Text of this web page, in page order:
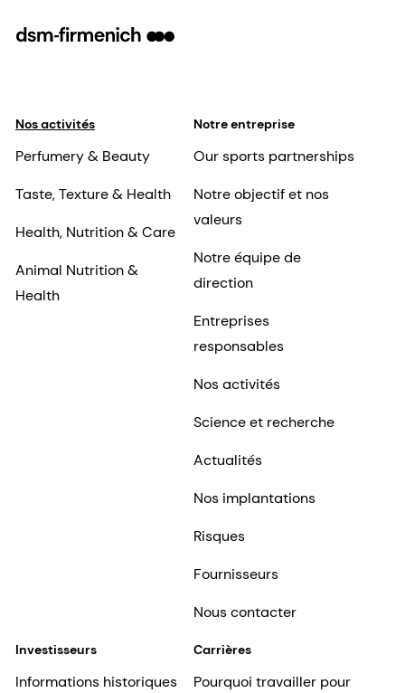
Nos activités
Perfumery & Beauty
Taste, Texture & Health
Health, Nutrition & Care
Animal Nutrition &
Health
Notre entreprise
Our sports partnerships
Notre objectif et nos
valeurs
Notre équipe de
direction
Entreprises
responsables
Nos activités
Science et recherche
Actualités
Nos implantations
Risques
Fournisseurs
Nous contacter
Investisseurs
Informations historiques
Carrières
Pourquoi travailler pour